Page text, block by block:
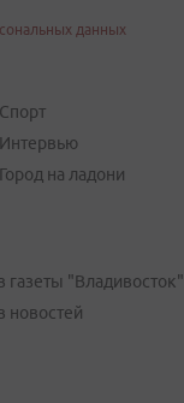
данных
Спорт
Интервью
Город на ладони
газеты "Владивосток"
новостей